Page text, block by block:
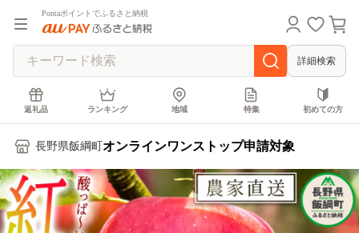
Pontaポイントでふるさと納税
詳細検索
返礼品 ランキング 地域 特集 初めての方
長野県飯綱町 オンラインワンストップ申請対象